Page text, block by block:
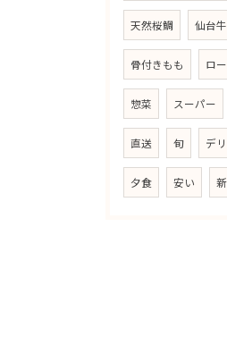
天然桜鯛 仙台牛
骨付きもも ロ
惣菜 スーパー
直送 旬 デ
夕食 安い